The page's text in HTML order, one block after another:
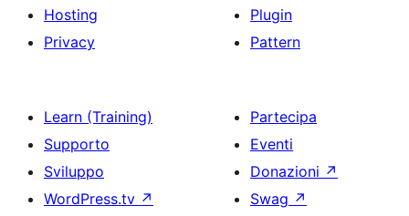
Hosting
Privacy
Plugin
Pattern
Learn (Training)
Supporto
Sviluppo
WordPress.tv ↗
Partecipa
Eventi
Donazioni ↗
Swag ↗